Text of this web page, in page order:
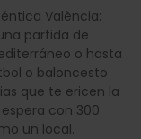
València:
partida de
o hasta
o baloncesto
que te ericen la
con 300
un local.